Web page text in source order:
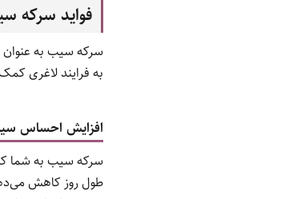
فواید سرکه
سرکه سیب به عنوان
به فرایند لاغری
افزایش احساس
سرکه سیب به شما
طول روز کاهش